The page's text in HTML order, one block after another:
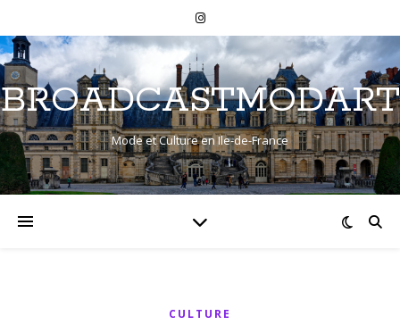
BROADCASTMODART
Mode et Culture en Ile-de-France
CULTURE